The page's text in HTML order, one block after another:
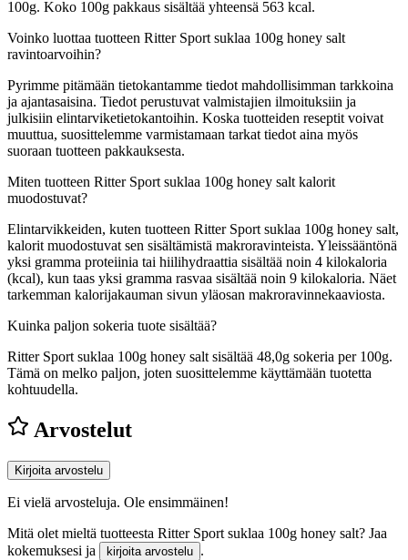
100g. Koko 100g pakkaus sisältää yhteensä 563 kcal.
Voinko luottaa tuotteen Ritter Sport suklaa 100g honey salt
ravintoarvoihin?
Pyrimme pitämään tietokantamme tiedot mahdollisimman tarkkoina
ja ajantasaisina. Tiedot perustuvat valmistajien ilmoituksiin ja
julkisiin elintarviketietokantoihin. Koska tuotteiden reseptit voivat
muuttua, suosittelemme varmistamaan tarkat tiedot aina myös
suoraan tuotteen pakkauksesta.
Miten tuotteen Ritter Sport suklaa 100g honey salt kalorit
muodostuvat?
Elintarvikkeiden, kuten tuotteen Ritter Sport suklaa 100g honey salt,
kalorit muodostuvat sen sisältämistä makroravinteista. Yleissääntönä
yksi gramma proteiinia tai hiilihydraattia sisältää noin 4 kilokaloria
(kcal), kun taas yksi gramma rasvaa sisältää noin 9 kilokaloria. Näet
tarkemman kalorijakauman sivun yläosan makroravinnekaaviosta.
Kuinka paljon sokeria tuote sisältää?
Ritter Sport suklaa 100g honey salt sisältää 48,0g sokeria per 100g.
Tämä on melko paljon, joten suosittelemme käyttämään tuotetta
kohtuudella.
Arvostelut
Kirjoita arvostelu
Ei vielä arvosteluja. Ole ensimmäinen!
Mitä olet mieltä tuotteesta Ritter Sport suklaa 100g honey salt? Jaa
kokemuksesi ja
kirjoita arvostelu .